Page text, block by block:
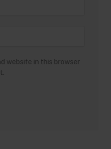
website in this browser